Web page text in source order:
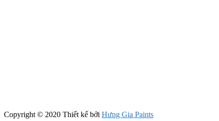
Copyright © 2020 Thiết kế bởi Hưng Gia Paints